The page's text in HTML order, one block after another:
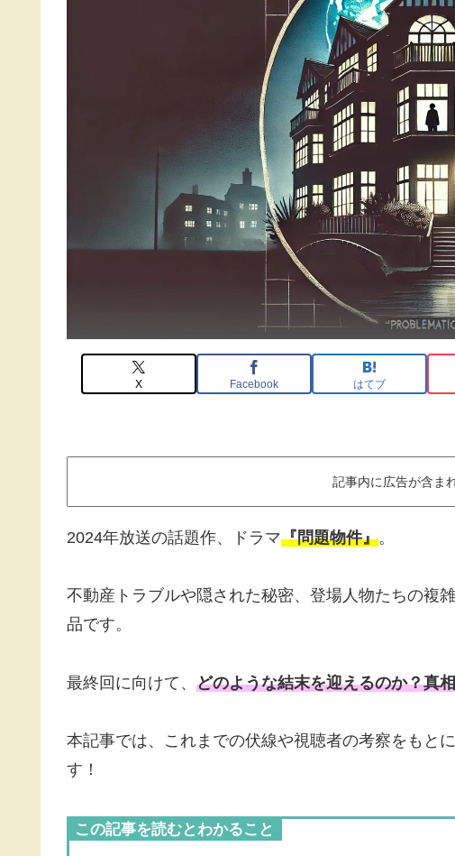
X Facebook はてブ
記事内に広告が含ま
2024年放送の話題作、ドラマ『問題物件』。
不動産トラブルや隠された秘密、登場人物たちの複
品です。
最終回に向けて、 どのような結末を迎えるのか？真
本記事では、これまでの伏線や視聴者の考察をもとに
す！
この記事を読むとわかること